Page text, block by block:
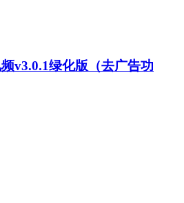
频v3.0.1绿化版（去广告功